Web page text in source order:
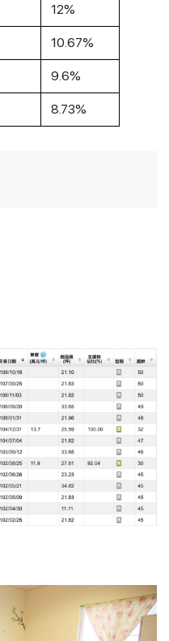
12%
10.67%
9.6%
8.73%